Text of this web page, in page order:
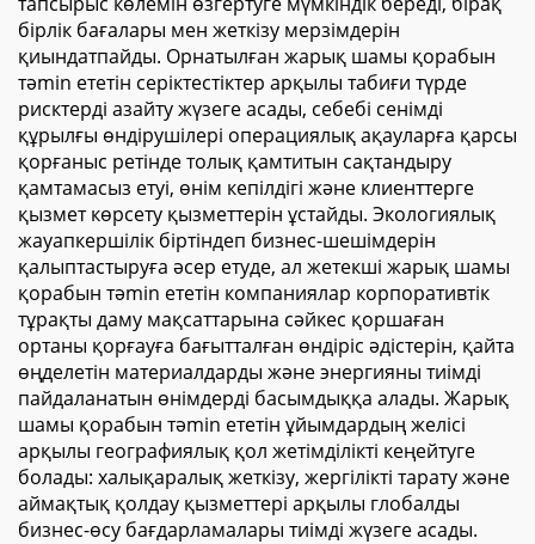
бірлік бағалары мен жеткізу мерзімдерін
қиындатпайды. Орнатылған жарық шамы қорабын
тәmin ететін серіктестіктер арқылы табиғи түрде
рисктерді азайту жүзеге асады, себебі сенімді
құрылғы өндірушілері операциялық ақауларға қарсы
қорғаныс ретінде толық қамтитын сақтандыру
қамтамасыз етуі, өнім кепілдігі және клиенттерге
қызмет көрсету қызметтерін ұстайды. Экологиялық
жауапкершілік біртіндеп бизнес-шешімдерін
қалыптастыруға әсер етуде, ал жетекші жарық шамы
қорабын тәmin ететін компаниялар корпоративтік
тұрақты даму мақсаттарына сәйкес қоршаған
ортаны қорғауға бағытталған өндіріс әдістерін, қайта
өңделетін материалдарды және энергияны тиімді
пайдаланатын өнімдерді басымдыққа алады. Жарық
шамы қорабын тәmin ететін ұйымдардың желісі
арқылы географиялық қол жетімділікті кеңейтуге
болады: халықаралық жеткізу, жергілікті тарату және
аймақтық қолдау қызметтері арқылы глобалды
бизнес-өсу бағдарламалары тиімді жүзеге асады.